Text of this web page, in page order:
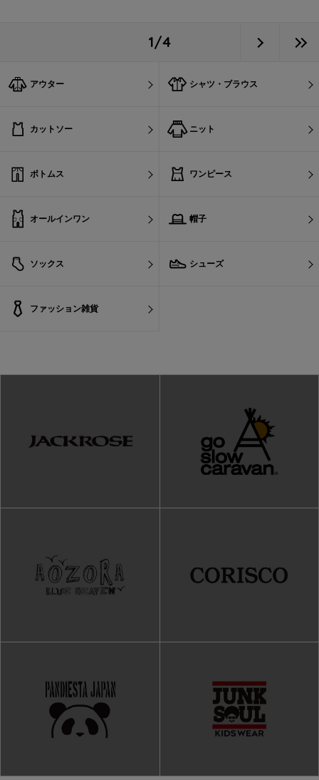
1/4
アウター シャツ・ブラウス
カットソー ニット
ボトムス ワンピース
オールインワン 帽子
ソックス シューズ
ファッション雑貨